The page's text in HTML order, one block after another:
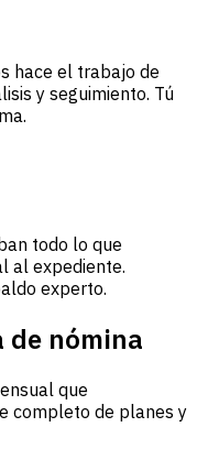
hace el trabajo de
y seguimiento. Tú
todo lo que
al expediente.
experto.
de nómina
que
completo de planes y